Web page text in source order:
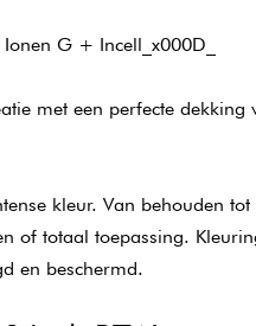
G + Incell_x000D_
met een perfecte dekking
kleur. Van behouden
of totaal toepassing.
en beschermd.